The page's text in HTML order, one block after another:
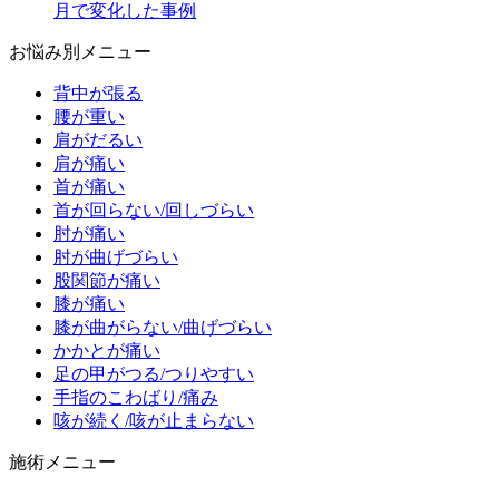
月で変化した事例
お悩み別メニュー
背中が張る
腰が重い
肩がだるい
肩が痛い
首が痛い
首が回らない/回しづらい
肘が痛い
肘が曲げづらい
股関節が痛い
膝が痛い
膝が曲がらない/曲げづらい
かかとが痛い
足の甲がつる/つりやすい
手指のこわばり/痛み
咳が続く/咳が止まらない
施術メニュー